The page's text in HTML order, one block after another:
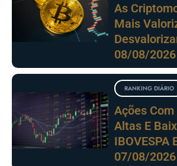
As
Mais
08/08/2026
RANKING DIÁRIO
Ações
Altas E
IBOVESPA
07/08/2026